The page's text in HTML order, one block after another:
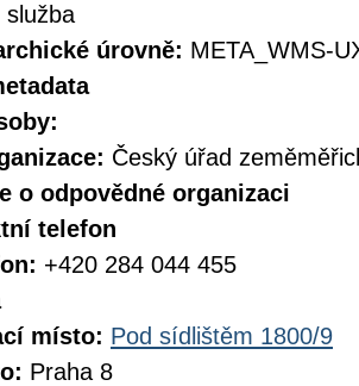
služba
úrovně: META_WMS-
Český úřad
o odpovědné organizaci
telefon
+420 284 044 455
místo: Pod sídlištěm 1800/9
Praha 8